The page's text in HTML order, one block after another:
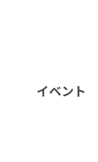
イベント